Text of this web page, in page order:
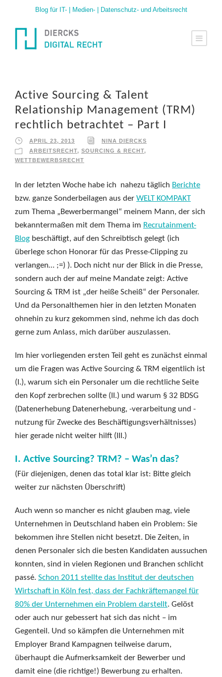
Blog für IT- | Medien- | Datenschutz- und Arbeitsrecht
Active Sourcing & Talent
Relationship Management (TRM)
rechtlich betrachtet – Part I
APRIL 23, 2013
NINA DIERCKS
ARBEITSRECHT, SOURCING & RECHT,
WETTBEWERBSRECHT
In der letzten Woche habe ich nahezu täglich Berichte
bzw. ganze Sonderbeilagen aus der WELT KOMPAKT
zum Thema „Bewerbermangel“ meinem Mann, der sich
bekanntermaßen mit dem Thema im Recrutainment-
Blog beschäftigt, auf den Schreibtisch gelegt (ich
überlege schon Honorar für das Presse-Clipping zu
verlangen… ;=) ). Doch nicht nur der Blick in die Presse,
sondern auch der auf meine Mandate zeigt: Active
Sourcing & TRM ist „der heiße Scheiß“ der Personaler.
Und da Personalthemen hier in den letzten Monaten
ohnehin zu kurz gekommen sind, nehme ich das doch
gerne zum Anlass, mich darüber auszulassen.
Im hier vorliegenden ersten Teil geht es zunächst einmal
um die Fragen was Active Sourcing & TRM eigentlich ist
(I.), warum sich ein Personaler um die rechtliche Seite
den Kopf zerbrechen sollte (II.) und warum § 32 BDSG
(Datenerhebung Datenerhebung, -verarbeitung und -
nutzung für Zwecke des Beschäftigungsverhältnisses)
hier gerade nicht weiter hilft (III.)
I. Active Sourcing? TRM? – Was’n das?
(Für diejenigen, denen das total klar ist: Bitte gleich
weiter zur nächsten Überschrift)
Auch wenn so mancher es nicht glauben mag, viele
Unternehmen in Deutschland haben ein Problem: Sie
bekommen ihre Stellen nicht besetzt. Die Zeiten, in
denen Personaler sich die besten Kandidaten aussuchen
konnten, sind in vielen Regionen und Branchen schlicht
passé. Schon 2011 stellte das Institut der deutschen
Wirtschaft in Köln fest, dass der Fachkräftemangel für
80% der Unternehmen ein Problem darstellt. Gelöst
oder auch nur gebessert hat sich das nicht – im
Gegenteil. Und so kämpfen die Unternehmen mit
Employer Brand Kampagnen teilweise darum,
überhaupt die Aufmerksamkeit der Bewerber und
damit eine (die richtige!) Bewerbung zu erhalten.